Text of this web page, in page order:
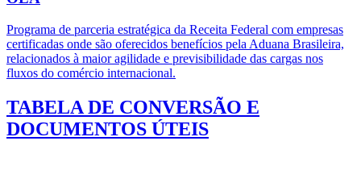
Programa de parceria estratégica da Receita Federal com empresas
certificadas onde são oferecidos benefícios pela Aduana Brasileira,
relacionados à maior agilidade e previsibilidade das cargas nos
fluxos do comércio internacional.
TABELA DE CONVERSÃO E
DOCUMENTOS ÚTEIS